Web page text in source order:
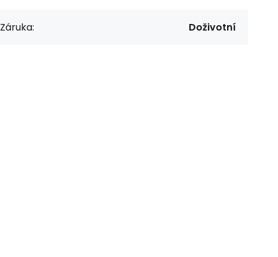
Záruka: Doživotní